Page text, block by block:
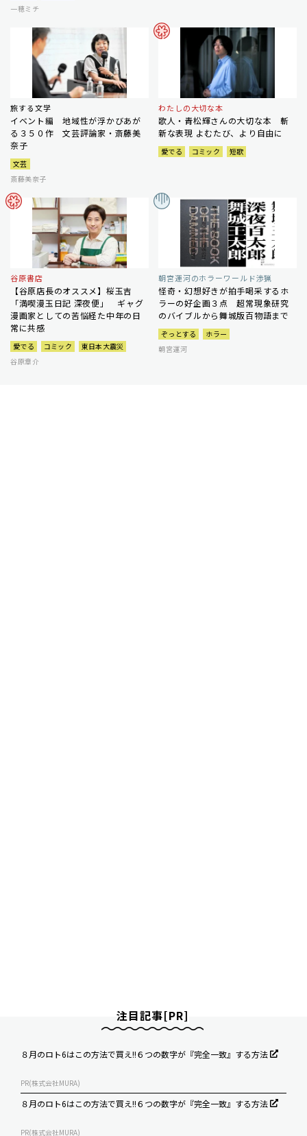
一穂ミチ
旅する文学
イベント編 地域性が浮かびあが
る３５０作 文芸評論家・斎藤美
奈子
文芸
斎藤美奈子
わたしの大切な本
歌人・青松輝さんの大切な本 斬
新な表現 よむたび、より自由に
愛でる コミック 短歌
谷原書店
【谷原店長のオススメ】桜玉吉
「満喫漫玉日記 深夜便」 ギャグ
漫画家としての苦悩経た中年の日
常に共感
愛でる コミック
東日本大震災
谷原章介
朝宮運河のホラーワールド渉猟
怪奇・幻想好きが拍手喝采するホ
ラーの好企画３点 超常現象研究
のバイブルから舞城版百物語まで
ぞっとする
ホラー
朝宮運河
注目記事[PR]
８月のロト6はこの方法で買え!!６つの数字が『完全一致』する方法
PR(株式会社MURA)
８月のロト6はこの方法で買え!!６つの数字が『完全一致』する方法
PR(株式会社MURA)